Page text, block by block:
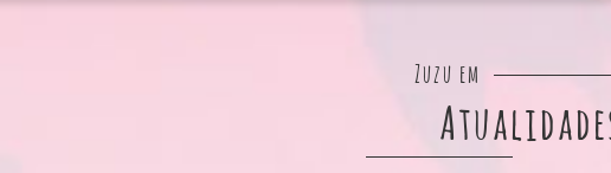
Zuzu em